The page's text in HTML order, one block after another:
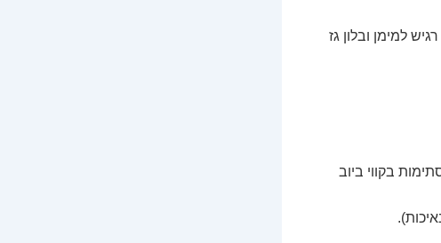
למימן ובלון גז
בקווי ביוב